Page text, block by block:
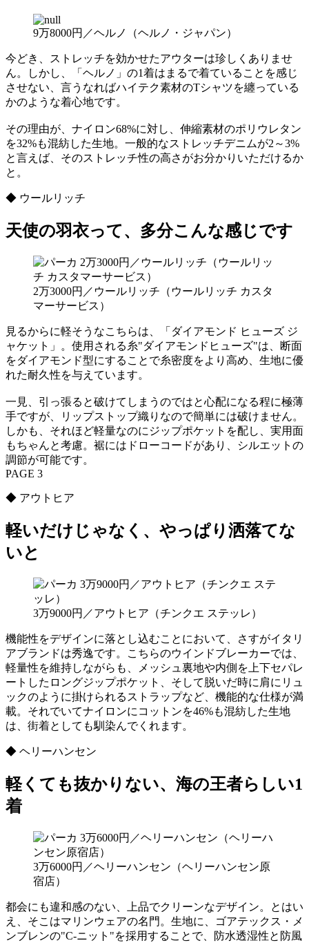
9万8000円／ヘルノ（ヘルノ・ジャパン）
今どき、ストレッチを効かせたアウターは珍しくありませ
ん。しかし、「ヘルノ」の1着はまるで着ていることを感じ
させない、言うなればハイテク素材のTシャツを纏っている
かのような着心地です。
その理由が、ナイロン68%に対し、伸縮素材のポリウレタン
を32%も混紡した生地。一般的なストレッチデニムが2～3%
と言えば、そのストレッチ性の高さがお分かりいただけるか
と。
◆ ウールリッチ
天使の羽衣って、多分こんな感じです
2万3000円／ウールリッチ（ウールリッチ カスタ
マーサービス）
見るからに軽そうなこちらは、「ダイアモンド ヒューズ ジ
ャケット」。使用される糸"ダイアモンドヒューズ"は、断面
をダイアモンド型にすることで糸密度をより高め、生地に優
れた耐久性を与えています。
一見、引っ張ると破けてしまうのではと心配になる程に極薄
手ですが、リップストップ織りなので簡単には破けません。
しかも、それほど軽量なのにジップポケットを配し、実用面
もちゃんと考慮。裾にはドローコードがあり、シルエットの
調節が可能です。
PAGE 3
◆ アウトヒア
軽いだけじゃなく、やっぱり洒落てな
いと
3万9000円／アウトヒア（チンクエ ステッレ）
機能性をデザインに落とし込むことにおいて、さすがイタリ
アブランドは秀逸です。こちらのウインドブレーカーでは、
軽量性を維持しながらも、メッシュ裏地や内側を上下セパレ
ートしたロングジップポケット、そして脱いだ時に肩にリュ
ックのように掛けられるストラップなど、機能的な仕様が満
載。それでいてナイロンにコットンを46%も混紡した生地
は、街着としても馴染んでくれます。
◆ ヘリーハンセン
軽くても抜かりない、海の王者らしい1
着
3万6000円／ヘリーハンセン（ヘリーハンセン原
宿店）
都会にも違和感のない、上品でクリーンなデザイン。とはい
え、そこはマリンウェアの名門。生地に、ゴアテックス・メ
ンブレンの"C-ニット"を採用することで、防水透湿性と防風